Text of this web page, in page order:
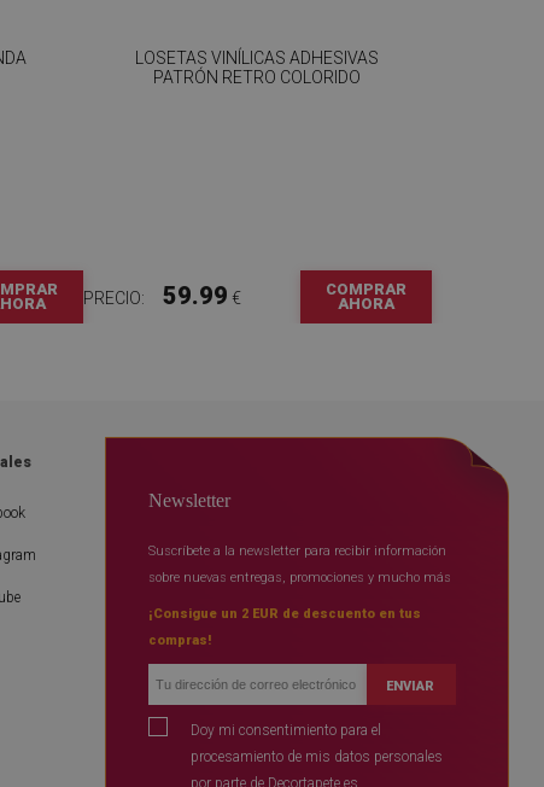
LOSETAS VINÍLICAS ADHESIVAS
PATRÓN RETRO COLORIDO
PRECIO: 59.99 €
COMPRAR
AHORA
Newsletter
Suscríbete a la newsletter para recibir información
sobre nuevas entregas, promociones y mucho más
¡Consigue un 2 EUR de descuento en tus
compras!
ENVIAR
Doy mi consentimiento para el
procesamiento de mis datos personales